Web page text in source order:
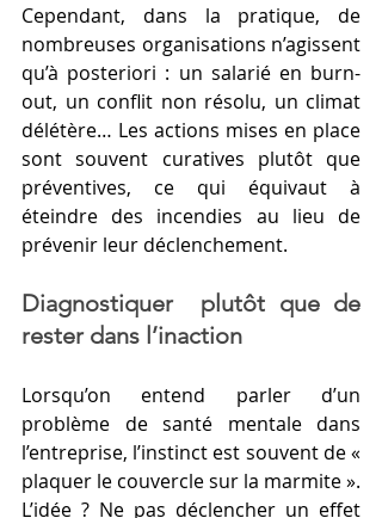
Cependant, dans la pratique, de
nombreuses organisations n’agissent
qu’à posteriori : un salarié en burn-
out, un conflit non résolu, un climat
délétère… Les actions mises en place
sont souvent curatives plutôt que
préventives, ce qui équivaut à
éteindre des incendies au lieu de
prévenir leur déclenchement.
Diagnostiquer  plutôt que de
rester dans l’inaction
Lorsqu’on entend parler d’un
problème de santé mentale dans
l’entreprise, l’instinct est souvent de «
plaquer le couvercle sur la marmite ».
L’idée ? Ne pas déclencher un effet